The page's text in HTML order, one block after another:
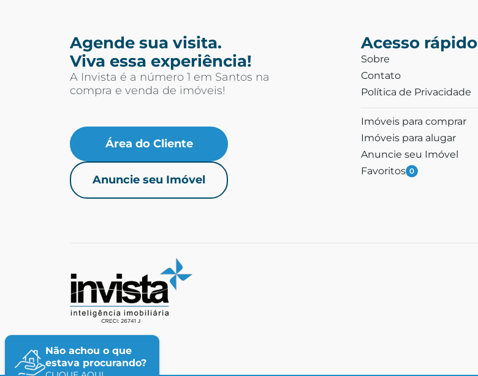
Agende sua visita.
Viva essa experiência!
A Invista é a número 1 em Santos na
compra e venda de imóveis!
Área do Cliente
Anuncie seu Imóvel
Acesso rápido
Sobre
Contato
Política de Privacidade
Imóveis para comprar
Imóveis para alugar
Anuncie seu Imóvel
Favoritos 0
Não achou o que
estava procurando?